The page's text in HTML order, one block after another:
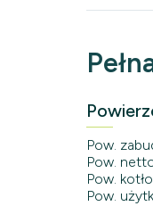
Pow.
Pow.
Pow.
Pow.